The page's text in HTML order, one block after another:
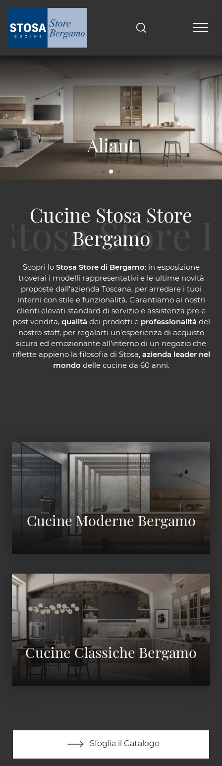
Infinity
YoungAliant
Cucine Stosa Store
Bergamo
Scopri lo Stosa Store di Bergamo: in esposizione
troverai i modelli rappresentativi e le ultime novità
proposte dall'azienda Toscana, per arredare i tuoi
interni con stile e funzionalità. Garantiamo ai nostri
clienti elevati standard di servizio e assistenza pre e
post vendita, qualità dei prodotti e professionalità del
nostro staff, per regalarti un'esperienza di acquisto
sicura ed emozionante all’interno di un negozio che
riflette appieno la filosofia di Stosa, azienda leader nel
mondo delle cucine da 60 anni.
Cucine Moderne Bergamo
Cucine Classiche Bergamo
Sfoglia il Catalogo